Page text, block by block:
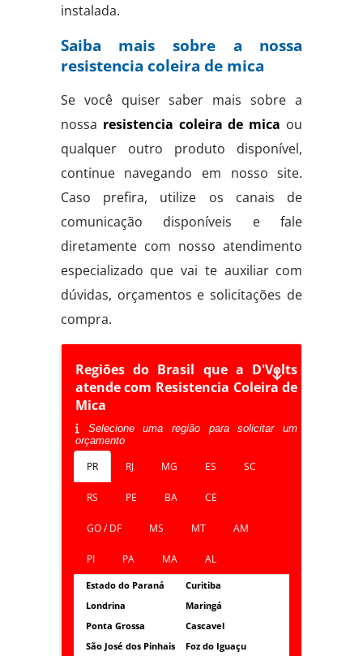
instalada.
Saiba mais sobre a nossa
resistencia coleira de mica
Se você quiser saber mais sobre a
nossa resistencia coleira de mica ou
qualquer outro produto disponível,
continue navegando em nosso site.
Caso prefira, utilize os canais de
comunicação disponíveis e fale
diretamente com nosso atendimento
especializado que vai te auxiliar com
dúvidas, orçamentos e solicitações de
compra.
Regiões do Brasil que a D'Volts
atende com Resistencia Coleira de
Mica
Selecione uma região para solicitar um
orçamento
PR RJ MG ES SC
RS PE BA CE
GO / DF MS MT AM
PI PA MA AL
Estado do Paraná
Curitiba
Londrina
Maringá
Ponta Grossa
Cascavel
São José dos Pinhais
Foz do Iguaçu